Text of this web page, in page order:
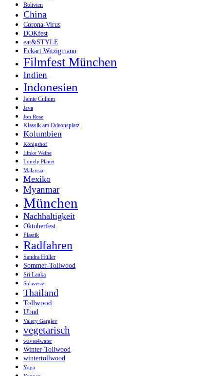
Bolivien
China
Corona-Virus
DOKfest
eat&STYLE
Eckart Witzigmann
Filmfest München
Indien
Indonesien
Jamie Cullum
Java
Jon Rose
Klassik am Odeonsplatz
Kolumbien
Königshof
Linke Weine
Lonely Planet
Malaysia
Mexiko
Myanmar
München
Nachhaltigkeit
Oktoberfest
Plastik
Radfahren
Sandra Hüller
Sommer-Tollwood
Sri Lanka
Sulavesie
Thailand
Tollwood
Ubud
Valery Gergiev
vegetarisch
waves4water
Winter-Tollwood
wintertollwood
Yoga